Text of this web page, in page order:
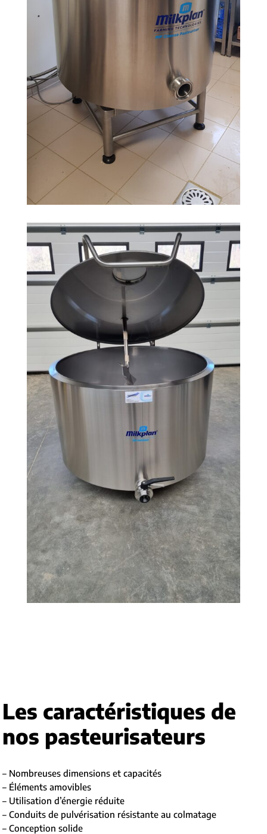
Les caractéristiques de
nos pasteurisateurs
– Nombreuses dimensions et capacités
– Éléments amovibles
– Utilisation d’énergie réduite
– Conduits de pulvérisation résistante au colmatage
– Conception solide